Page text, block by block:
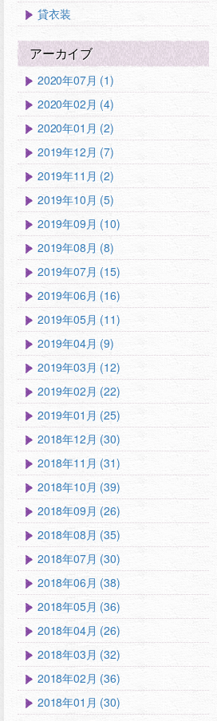
貸衣装
アーカイブ
2020年07月 (1)
2020年02月 (4)
2020年01月 (2)
2019年12月 (7)
2019年11月 (2)
2019年10月 (5)
2019年09月 (10)
2019年08月 (8)
2019年07月 (15)
2019年06月 (16)
2019年05月 (11)
2019年04月 (9)
2019年03月 (12)
2019年02月 (22)
2019年01月 (25)
2018年12月 (30)
2018年11月 (31)
2018年10月 (39)
2018年09月 (26)
2018年08月 (35)
2018年07月 (30)
2018年06月 (38)
2018年05月 (36)
2018年04月 (26)
2018年03月 (32)
2018年02月 (36)
2018年01月 (30)